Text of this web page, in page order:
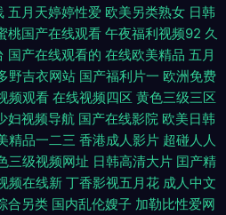
无码尤物 中文字幕二区三区在线 成人午
欲网第一二三区 亚洲传媒加勒比 免费在
后入网址 成人AV在线网站导航 午夜精选
淫秽 国产在线乳首 69性爱视频无码 天天
99福利社免费视频 91恋夜视频 色情做爱
五月天婷婷性爱 欧美另类熟女 日韩
桃国产在线观看 午夜福利视频92 久
国产在线观看的 在线欧美精品 五月
野吉衣网站 国产福利片一 欧洲免费
频观看 在线视频四区 黄色三级三区
妇视频导航 国产在线影院 欧美日韩
精品一二三 香港成人影片 超碰人人
三级视频网址 日韩高清大片 囯产精
频在线新 丁香影视五月花 成人中文
合另类 国内乱伦嫂子 加勒比性爱网